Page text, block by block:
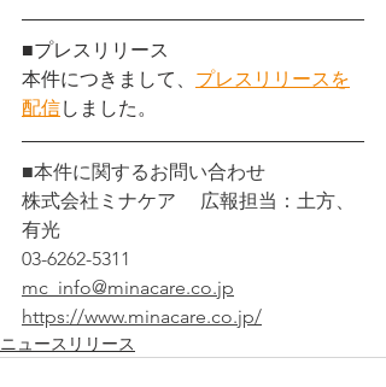
■プレスリリース
本件につきまして、 プレスリリースを
配信しました。
■本件に関するお問い合わせ
株式会社ミナケア　 広報担当：土方、
有光
03-6262-5311
mc_info@minacare.co.jp
https://www.minacare.co.jp/
ニュースリリース